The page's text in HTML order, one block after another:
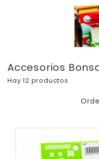
Accesorios
Hay 12 productos